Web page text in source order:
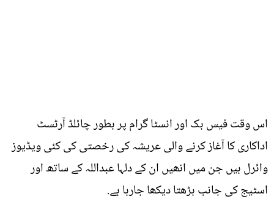
اس وقت فیس بک اور انسٹا گرام پر بطور چائلڈ آرٹسٹ
اداکاری کا آغاز کرنے والی عریشہ کی رخصتی کی کئی ویڈیوز
وائرل ہیں جن میں انھیں ان کے دلہا عبداللہ کے ساتھ اور
اسٹیج کی جانب بڑھتا دیکھا جارہا ہے.